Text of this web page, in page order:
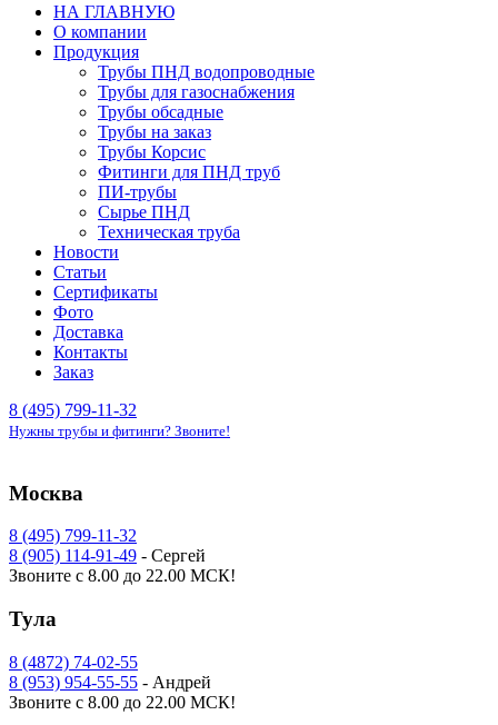
НА ГЛАВНУЮ
О компании
Продукция
Трубы ПНД водопроводные
Трубы для газоснабжения
Трубы обсадные
Трубы на заказ
Трубы Корсис
Фитинги для ПНД труб
ПИ-трубы
Сырье ПНД
Техническая труба
Новости
Статьи
Сертификаты
Фото
Доставка
Контакты
Заказ
8 (495) 799-11-32
Нужны трубы и фитинги? Звоните!
Москва
8 (495) 799-11-32
8 (905) 114-91-49 - Сергей
Звоните с 8.00 до 22.00 МСК!
Тула
8 (4872) 74-02-55
8 (953) 954-55-55 - Андрей
Звоните с 8.00 до 22.00 МСК!